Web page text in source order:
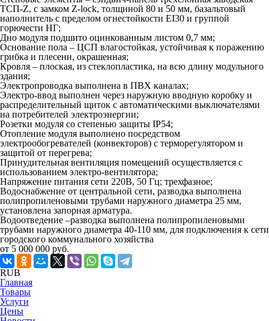
ТСП-Z, с замком Z-lock, толщиной 80 и 50 мм, базальтовый
наполнитель с пределом огнестойкости EI30 и группой
горючести НГ;
Дно модуля подшито оцинкованным листом 0,7 мм;
Основание пола – ЦСП влагостойкая, устойчивая к поражению
грибка и плесени, окрашенная;
Кровля – плоская, из стеклопластика, на всю длину модульного
здания;
Электропроводка выполнена в ПВХ каналах;
Электро-ввод выполнен через наружную вводную коробку и
распределительный щиток с автоматическими выключателями
на потребителей электроэнергии;
Розетки модуля со степенью защиты IP54;
Отопление модуля выполнено посредством
электрообогревателей (конвекторов) с терморегулятором и
защитой от перегрева;
Принудительная вентиляция помещений осуществляется с
использованием электро-вентилятора;
Напряжение питания сети 220В, 50 Гц; трехфазное;
Водоснабжение от центральной сети, разводка выполнена
полипропиленовыми трубами наружного диаметра 25 мм,
установлена запорная арматура.
Водоотведение –разводка выполнена полипропиленовыми
трубами наружного диаметра 40-110 мм, для подключения к сети
городского коммунального хозяйства
от 5 000 000 руб.
RUB
Главная
Товары
Услуги
Цены